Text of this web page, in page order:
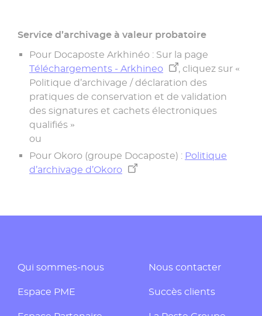
Service d’archivage à valeur probatoire
Pour Docaposte Arkhinéo : Sur la page
Téléchargements - Arkhineo
, cliquez sur «
Politique d’archivage / déclaration des
pratiques de conservation et de validation
des signatures et cachets électroniques
qualifiés »
ou
Pour Okoro (groupe Docaposte) : Politique
d’archivage d’Okoro
Qui sommes-nous
Espace PME
Nous contacter
Succès clients